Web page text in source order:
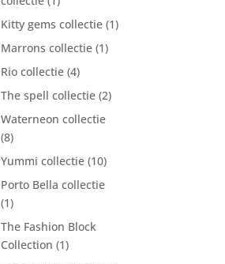
Kitty gems collectie (1)
Marrons collectie (1)
Rio collectie (4)
The spell collectie (2)
Waterneon collectie
(8)
Yummi collectie (10)
Porto Bella collectie
(1)
The Fashion Block
Collection (1)